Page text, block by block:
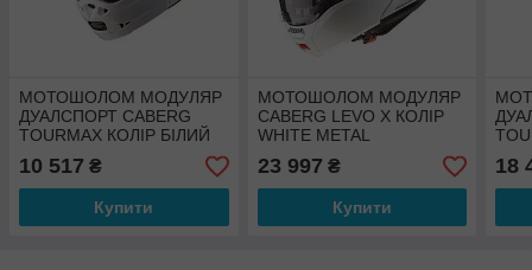
МОТОШОЛОМ МОДУЛЯР
ДУАЛСПОРТ CABERG
TOURMAX КОЛІР БІЛИЙ
10 517 ₴
Купити
МОТОШОЛОМ МОДУЛЯР
CABERG LEVO X КОЛІР
WHITE METAL
23 997 ₴
Купити
/18